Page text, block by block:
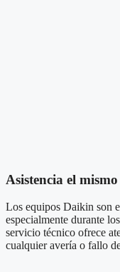
Asistencia el
Los equipos Daikin son
especialmente durante
servicio técnico ofrece
cualquier avería o fallo